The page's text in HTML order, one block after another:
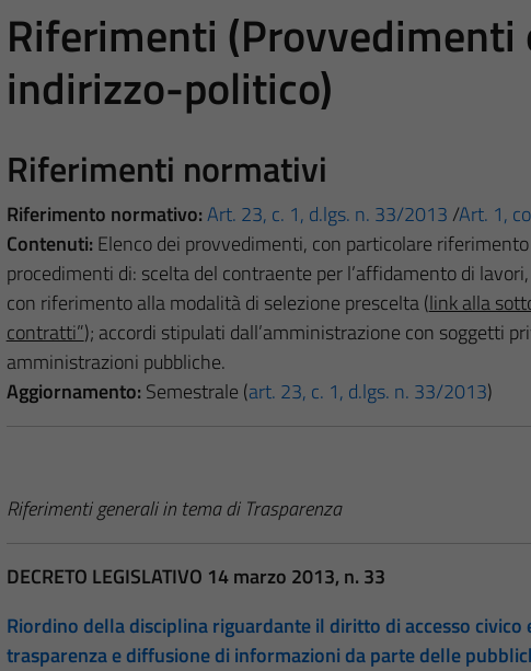
Riferimenti (Provvedimenti
indirizzo-politico)
Riferimenti normativi
Riferimento normativo:Art. 23, c. 1, d.lgs. n. 33/2013 /Art. 1,
Contenuti: Elenco dei provvedimenti, con particolare
procedimenti di: scelta del contraente per l’affidamento di
con riferimento alla modalità di selezione prescelta (link alla
contratti”); accordi stipulati dall’amministrazione con soggetti
amministrazioni pubbliche.
Aggiornamento: Semestrale (art. 23, c. 1, d.lgs. n. 33/2013)
Riferimenti generali in tema di Trasparenza
DECRETO LEGISLATIVO 14 marzo 2013, n. 33
Riordino della disciplina riguardante il diritto di accesso civico
trasparenza e diffusione di informazioni da parte delle